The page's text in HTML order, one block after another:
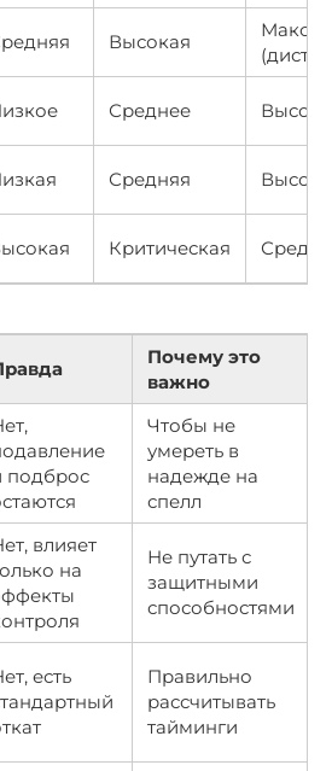
Высокая
Среднее
Средняя
Критическая
Почему это
важно
подброс
Чтобы не
умереть в
надежде на
спелл
влияет
на
Не путать с
защитными
способностями
есть
Правильно
рассчитывать
тайминги